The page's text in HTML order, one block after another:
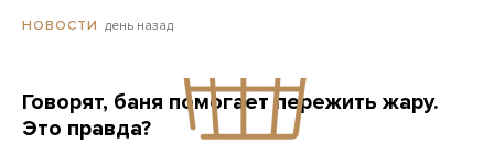
НОВОСТИ день назад
Говорят, баня помогает пережить жару.
Это правда?